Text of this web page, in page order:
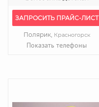
ЗАПРОСИТЬ ПРАЙС-ЛИСТ
Полярик, Красногорск
Показать телефоны